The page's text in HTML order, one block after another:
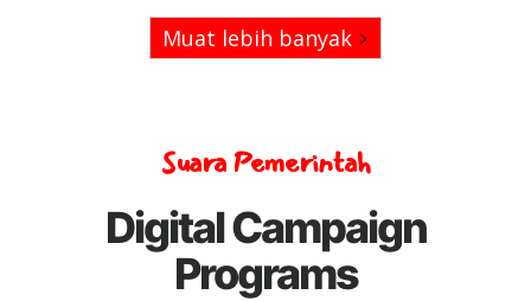
Muat lebih banyak
Suara Pemerintah
Digital Campaign
Programs